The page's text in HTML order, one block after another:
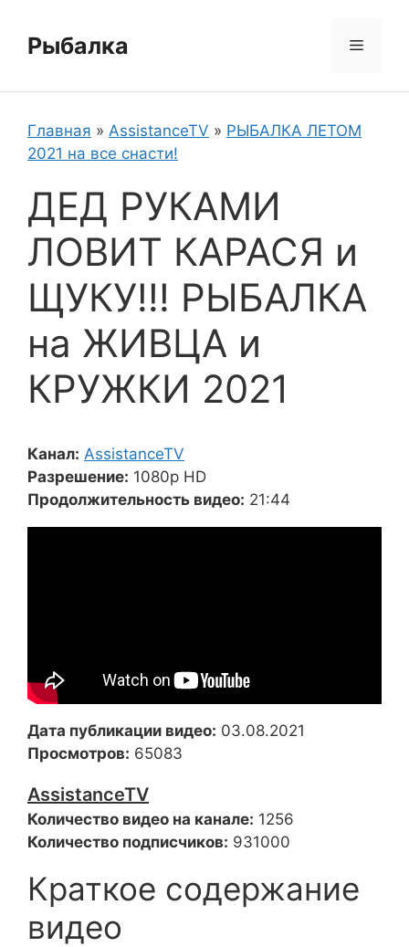
содержимому
Рыбалка Меню
Главная » AssistanceTV » РЫБАЛКА ЛЕТОМ
2021 на все снасти!
ДЕД РУКАМИ
ЛОВИТ КАРАСЯ и
ЩУКУ!!! РЫБАЛКА
на ЖИВЦА и
КРУЖКИ 2021
Канал: AssistanceTV
Разрешение: 1080p HD
Продолжительность видео: 21:44
Дата публикации видео: 03.08.2021
Просмотров: 65083
AssistanceTV
Количество видео на канале: 1256
Количество подписчиков: 931000
Краткое содержание
видео